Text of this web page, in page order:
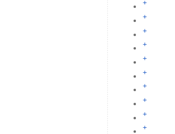
+
+
+
+
+
+
+
+
+
+